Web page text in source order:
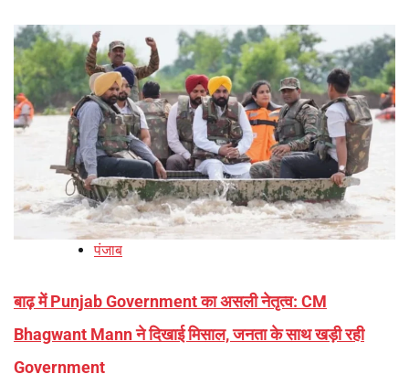
पंजाब
बाढ़ में Punjab Government का असली नेतृत्व: CM
Bhagwant Mann ने दिखाई मिसाल, जनता के साथ खड़ी रही
Government